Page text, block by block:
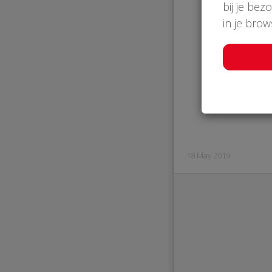
18 May 2019
bij je
in je